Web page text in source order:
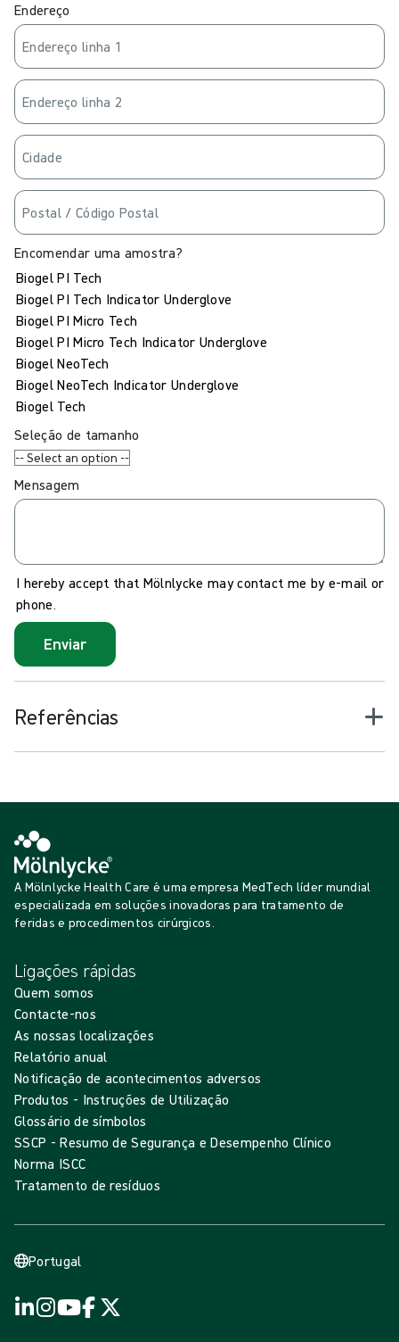
Endereço
Encomendar uma amostra?
Biogel PI Tech
Biogel PI Tech Indicator Underglove
Biogel PI Micro Tech
Biogel PI Micro Tech Indicator Underglove
Biogel NeoTech
Biogel NeoTech Indicator Underglove
Biogel Tech
Seleção de tamanho
Mensagem
I hereby accept that Mölnlycke may contact me by e-mail or
phone.
Enviar
Referências
A Mölnlycke Health Care é uma empresa MedTech líder mundial
especializada em soluções inovadoras para tratamento de
feridas e procedimentos cirúrgicos.
Ligações rápidas
Quem somos
Contacte-nos
As nossas localizações
Relatório anual
Notificação de acontecimentos adversos
Produtos - Instruções de Utilização
Glossário de símbolos
SSCP - Resumo de Segurança e Desempenho Clínico
Norma ISCC
Tratamento de resíduos
Portugal